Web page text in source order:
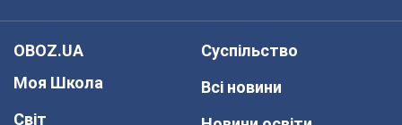
OBOZ.UA
Моя Школа
Світ
Суспільство
Всі новини